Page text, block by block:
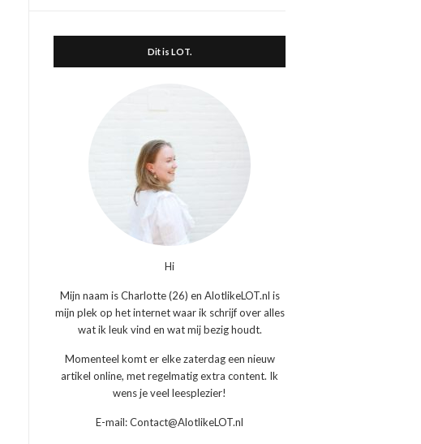
Dit is LOT.
Hi
Mijn naam is Charlotte (26) en AlotlikeLOT.nl is
mijn plek op het internet waar ik schrijf over alles
wat ik leuk vind en wat mij bezig houdt.
Momenteel komt er elke zaterdag een nieuw
artikel online, met regelmatig extra content. Ik
wens je veel leesplezier!
E-mail: Contact@AlotlikeLOT.nl